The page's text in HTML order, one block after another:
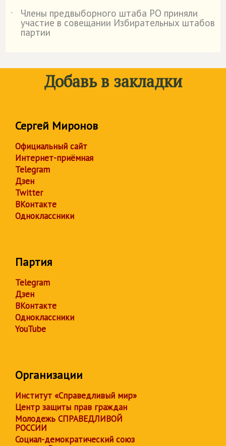
˙
Члены предвыборного штаба РО приняли
участие в совещании Избирательных штабов
партии
Добавь в закладки
Сергей Миронов
Официальный сайт
Интернет-приёмная
Telegram
Дзен
Twitter
ВКонтакте
Одноклассники
Партия
Telegram
Дзен
ВКонтакте
Одноклассники
YouTube
Организации
Институт «Справедливый мир»
Центр защиты прав граждан
Молодежь СПРАВЕДЛИВОЙ
РОССИИ
Социал-демократический союз